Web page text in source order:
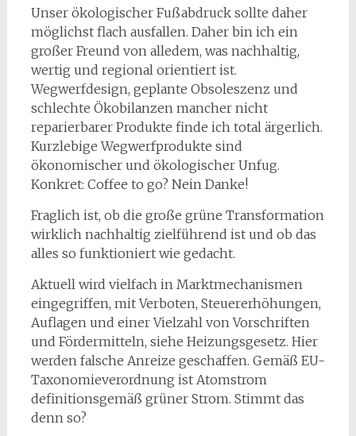
Unser ökologischer Fußabdruck sollte daher
möglichst flach ausfallen. Daher bin ich ein
großer Freund von alledem, was nachhaltig,
wertig und regional orientiert ist.
Wegwerfdesign, geplante Obsoleszenz und
schlechte Ökobilanzen mancher nicht
reparierbarer Produkte finde ich total ärgerlich.
Kurzlebige Wegwerfprodukte sind
ökonomischer und ökologischer Unfug.
Konkret: Coffee to go? Nein Danke!
Fraglich ist, ob die große grüne Transformation
wirklich nachhaltig zielführend ist und ob das
alles so funktioniert wie gedacht.
Aktuell wird vielfach in Marktmechanismen
eingegriffen, mit Verboten, Steuererhöhungen,
Auflagen und einer Vielzahl von Vorschriften
und Fördermitteln, siehe Heizungsgesetz. Hier
werden falsche Anreize geschaffen. Gemäß EU-
Taxonomieverordnung ist Atomstrom
definitionsgemäß grüner Strom. Stimmt das
denn so?